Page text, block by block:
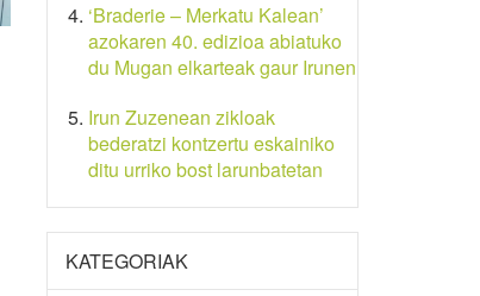
‘Braderie – Merkatu Kalean’
azokaren 40. edizioa abiatuko
du Mugan elkarteak gaur Irunen
Irun Zuzenean zikloak
bederatzi kontzertu eskainiko
ditu urriko bost larunbatetan
KATEGORIAK